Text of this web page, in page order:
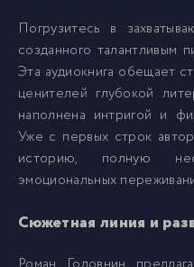
7 Golovnin_007
8 Golovnin_008
9 Golovnin_009
Golovnin_011
Погрузитесь в
созданного
Эта аудиокнига обещает
ценителей глубокой
наполнена интригой и
Уже с первых строк
историю, полную
эмоциональных
Сюжетная линия и